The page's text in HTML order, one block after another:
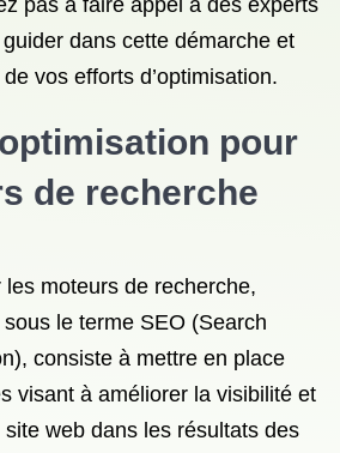
pas à faire appel à des experts
dans cette démarche et
vos efforts d’optimisation.
pour
de recherche
les moteurs de recherche,
le terme SEO (Search
consiste à mettre en place
visant à améliorer la visibilité et
site web dans les résultats des